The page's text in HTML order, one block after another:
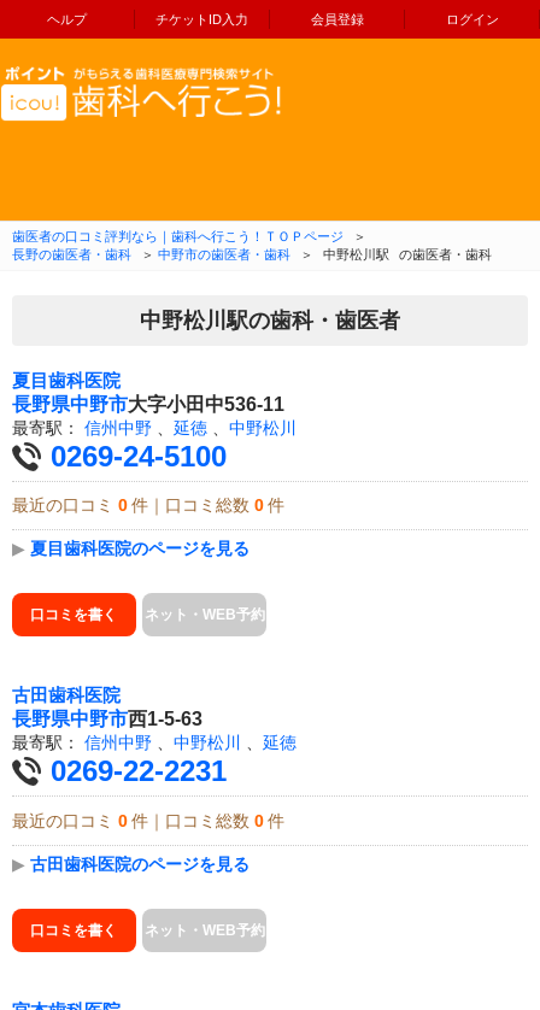
ヘルプ チケットID入力 会員登録 ログイン
コンテンツへ移動
歯医者の口コミ評判なら｜歯科へ行こう！ＴＯＰページ
＞
長野の歯医者・歯科
＞ 中野市の歯医者・歯科 ＞ 中野松川駅 の歯医者・歯科
中野松川駅の歯科・歯医者
夏目歯科医院
長野県中野市大字小田中536-11
最寄駅： 信州中野 延徳 中野松川
0269-24-5100
最近の口コミ 0 件｜口コミ総数 0 件
▶ 夏目歯科医院のページを見る
口コミを書く ネット・WEB予約
古田歯科医院
長野県中野市西1-5-63
最寄駅： 信州中野 、 中野松川 、 延徳
0269-22-2231
最近の口コミ 0 件｜口コミ総数 0 件
▶ 古田歯科医院のページを見る
口コミを書く ネット・WEB予約